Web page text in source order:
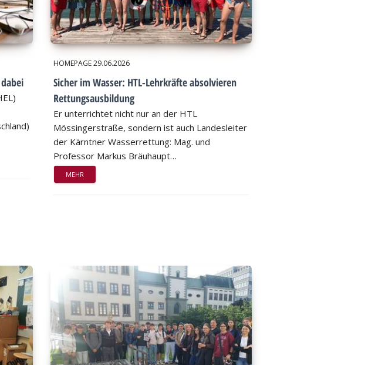
HOMEPAGE29.06.2026
Sicher im Wasser: HTL-Lehrkräfte absolvieren
Rettungsausbildung
Er unterrichtet nicht nur an der HTL
Mössingerstraße, sondern ist auch Landesleiter
der Kärntner Wasserrettung: Mag. und
Professor Markus Bräuhaupt…
MEHR